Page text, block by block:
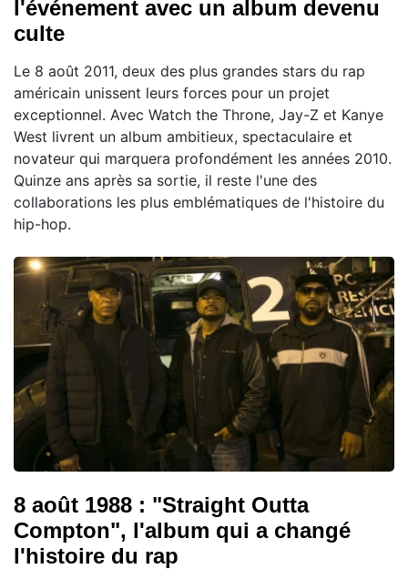
l'événement avec un album devenu
culte
Le 8 août 2011, deux des plus grandes stars du rap
américain unissent leurs forces pour un projet
exceptionnel. Avec Watch the Throne, Jay-Z et Kanye
West livrent un album ambitieux, spectaculaire et
novateur qui marquera profondément les années 2010.
Quinze ans après sa sortie, il reste l'une des
collaborations les plus emblématiques de l'histoire du
hip-hop.
8 août 1988 : "Straight Outta
Compton", l'album qui a changé
l'histoire du rap